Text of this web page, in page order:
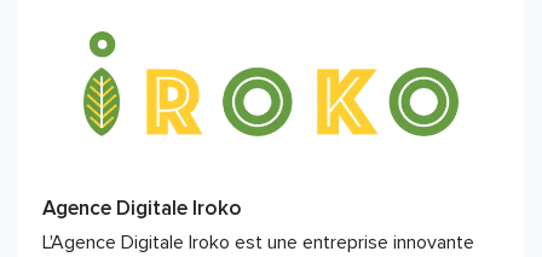
Agence Digitale Iroko
L'Agence Digitale Iroko est une entreprise innovante